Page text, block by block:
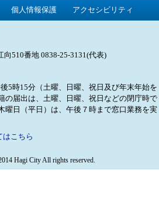
個人情報保護 アクセシビリティ
向510番地 0838-25-3131(代表)
5時15分（土曜、日曜、祝日及び年末年始を
の届出は、土曜、日曜、祝日などの閉庁時で
曜日（平日）は、午後７時まで窓口業務を実
はこちら
Hagi City All rights reserved.